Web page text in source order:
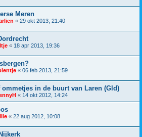
Meren
« 29 okt 2013, 21:40
« 18 apr 2013, 19:36
« 06 feb 2013, 21:59
ommetjes in de buurt van Laren (Gld)
« 14 okt 2012, 14:24
« 22 aug 2012, 10:08